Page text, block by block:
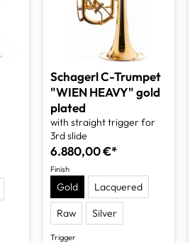
Schagerl C-Trumpet
"WIEN HEAVY" gold
plated
with straight trigger for
3rd slide
6.880,00 €*
Finish
Gold Lacquered
Raw Silver
Trigger